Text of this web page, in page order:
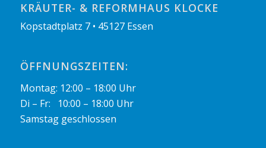
KRÄUTER- & REFORMHAUS KLOCKE
Kopstadtplatz 7 • 45127 Essen
ÖFFNUNGSZEITEN:
Montag: 12:00 – 18:00 Uhr
Di – Fr: 10:00 – 18:00 Uhr
Samstag geschlossen